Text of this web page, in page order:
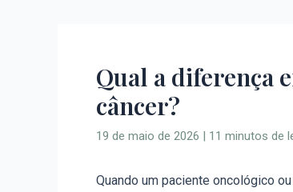
Qual a diferença
câncer?
19 de maio de 2026 | 11 minutos de
Quando um paciente oncológico